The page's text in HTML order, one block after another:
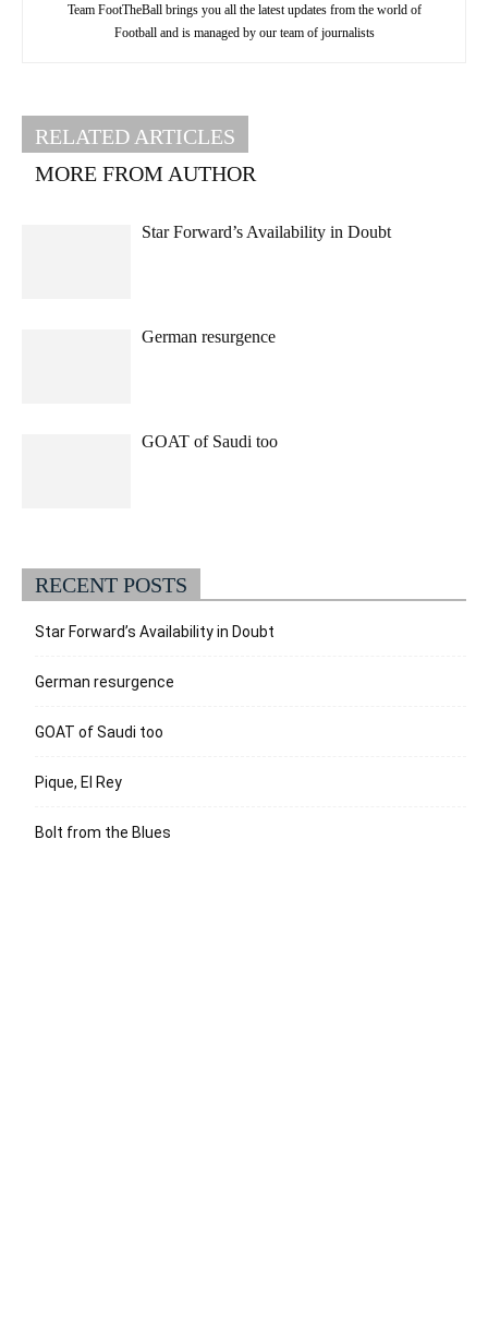
Team FootTheBall brings you all the latest updates from the world of
Football and is managed by our team of journalists
RELATED ARTICLES
MORE FROM AUTHOR
Star Forward’s Availability in Doubt
German resurgence
GOAT of Saudi too
RECENT POSTS
Star Forward’s Availability in Doubt
German resurgence
GOAT of Saudi too
Pique, El Rey
Bolt from the Blues